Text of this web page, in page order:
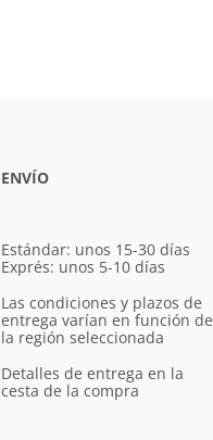
ENVÍO
Estándar: unos 15-30 días
Exprés: unos 5-10 días
Las condiciones y plazos de
entrega varían en función de
la región seleccionada
Detalles de entrega en la
cesta de la compra